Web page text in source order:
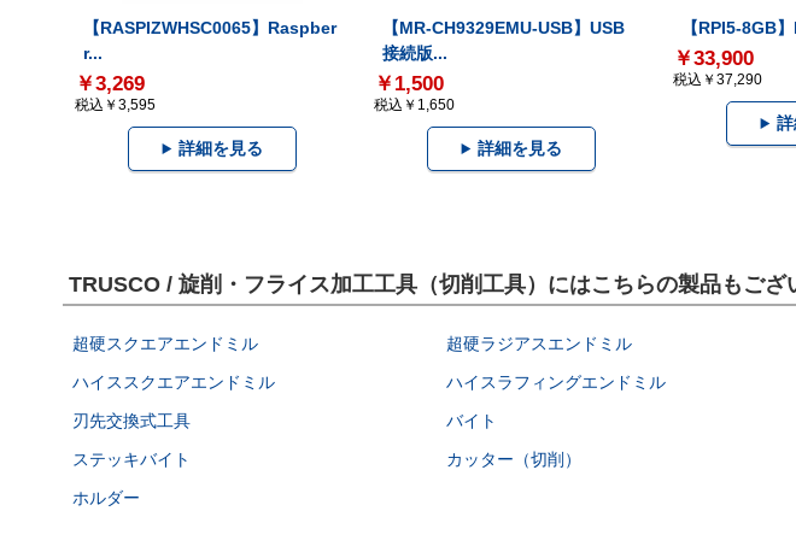
【RASPIZWHSC0065】Raspber
r...
￥3,269
税込￥3,595
詳細を見る
【MR-CH9329EMU-USB】USB
接続版...
￥1,500
税込￥1,650
詳細を見る
【RPI5-8GB
￥33,900
税込￥37,290
TRUSCO / 旋削・フライス加工工具（切削工具）にはこちらの製品もござ
超硬スクエアエンドミル 超硬ラジアスエンドミル
ハイススクエアエンドミル
ハイスラフィングエンドミル
刃先交換式工具
バイト
ステッキバイト
カッター（切削）
ホルダー